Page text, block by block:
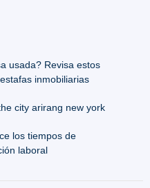
usada? Revisa estos
inmobiliarias
city arirang new york
los tiempos de
laboral